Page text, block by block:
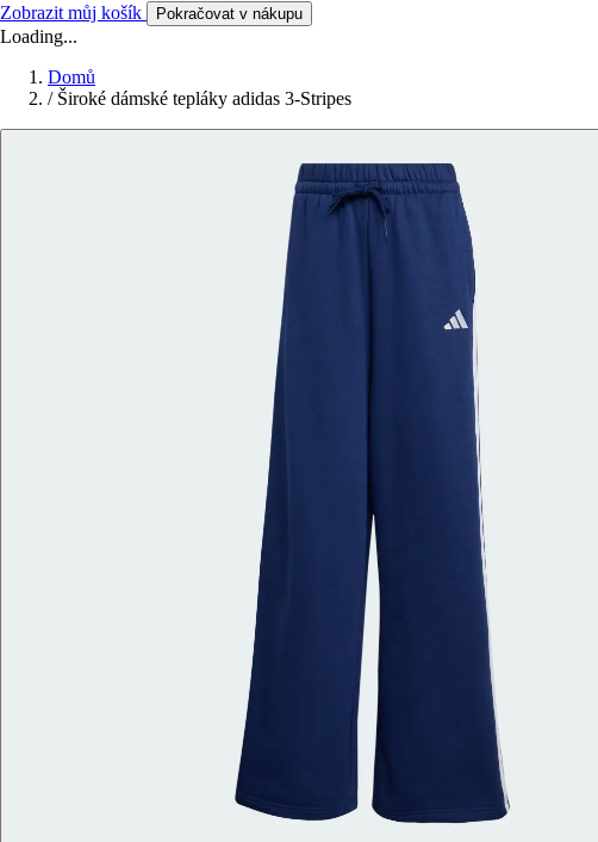
Zobrazit můj košík Pokračovat v nákupu
Loading...
Domů
/ Široké dámské tepláky adidas 3-Stripes